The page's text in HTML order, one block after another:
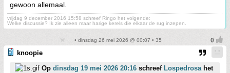
gewoon allemaal.
vrijdag 9 december 2016 15:58 schreef Ringo het volgende:
Welke discussie? Ik zie alleen maar harige kerels die elkaar de rug inzepen.
• dinsdag 26 mei 2026 @ 00:07 • 35
knoopie
Op dinsdag 19 mei 2026 20:16 schreef Lospedrosahet